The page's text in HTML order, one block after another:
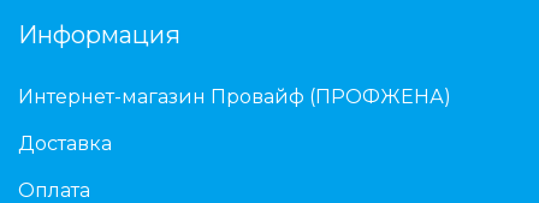
Информация
Интернет-магазин Провайф (ПРОФЖЕНА)
Доставка
Оплата